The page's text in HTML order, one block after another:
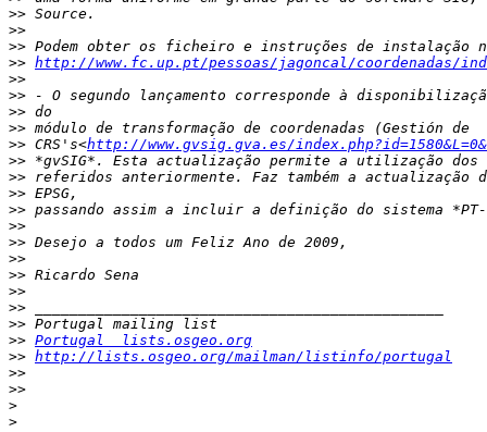
>>
>>
>>
>> http://www.fc.up.pt/pessoas/jagoncal/coordenadas/
>>
>>
>>
>>
>> CRS's<http://www.gvsig.gva.es/
>>
>>
>>
>>
>>
>>
>>
>>
>>
>>
>>
>> Portugal  lists.osgeo.org
>> http://lists.osgeo.org/mailman/listinfo/portugal
>>
>>
>
>